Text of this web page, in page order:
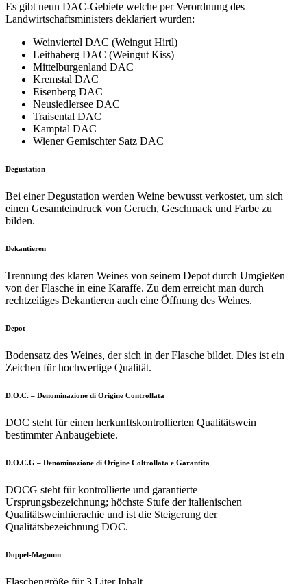
Es gibt neun DAC-Gebiete welche per Verordnung des
Landwirtschaftsministers deklariert wurden:
Weinviertel DAC (Weingut Hirtl)
Leithaberg DAC (Weingut Kiss)
Mittelburgenland DAC
Kremstal DAC
Eisenberg DAC
Neusiedlersee DAC
Traisental DAC
Kamptal DAC
Wiener Gemischter Satz DAC
Degustation
Bei einer Degustation werden Weine bewusst verkostet, um sich
einen Gesamteindruck von Geruch, Geschmack und Farbe zu
bilden.
Dekantieren
Trennung des klaren Weines von seinem Depot durch Umgießen
von der Flasche in eine Karaffe. Zu dem erreicht man durch
rechtzeitiges Dekantieren auch eine Öffnung des Weines.
Depot
Bodensatz des Weines, der sich in der Flasche bildet. Dies ist ein
Zeichen für hochwertige Qualität.
D.O.C. – Denominazione di Origine Controllata
DOC steht für einen herkunftskontrollierten Qualitätswein
bestimmter Anbaugebiete.
D.O.C.G – Denominazione di Origine Coltrollata e Garantita
DOCG steht für kontrollierte und garantierte
Ursprungsbezeichnung; höchste Stufe der italienischen
Qualitätsweinhierachie und ist die Steigerung der
Qualitätsbezeichnung DOC.
Doppel-Magnum
Flaschengröße für 3 Liter Inhalt.